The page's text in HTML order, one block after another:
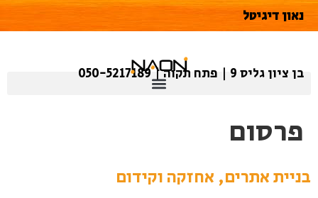
נאון דיגיטל
בן ציון גליס 9 | פתח תקוה | 050-5217189
פרסום
בניית אתרים, אחזקה וקידום